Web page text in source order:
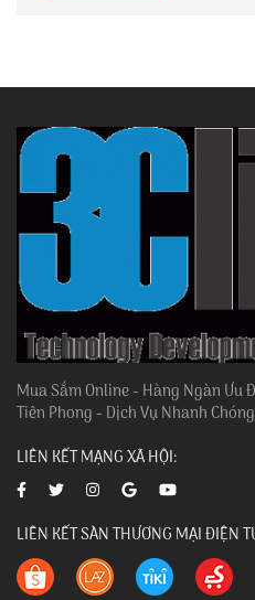
Mua Sắm Online - Hàng Ngàn Ưu
Tiên Phong - Dịch Vụ Nhanh
LIÊN KẾT MẠNG XÃ HỘI:
LIÊN KẾT SÀN THƯƠNG MẠI ĐIỆN